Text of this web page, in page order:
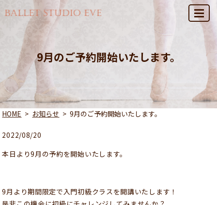
MENU
9月のご予約開始いたします。
HOME お知らせ 9月のご予約開始いたします。
2022/08/20
本日より9月の予約を開始いたします。
9月より期間限定で入門初級クラスを開講いたします！